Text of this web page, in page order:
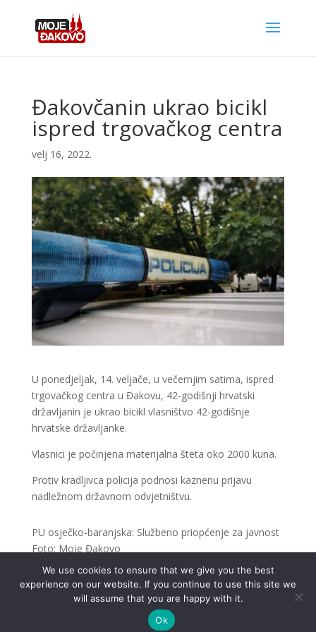
Đakovčanin ukrao bicikl
ispred trgovačkog centra
velj 16, 2022.
U ponedjeljak, 14. veljače, u večernjim satima, ispred
trgovačkog centra u Đakovu, 42-godišnji hrvatski
državljanin je ukrao bicikl vlasništvo 42-godišnje
hrvatske državljanke.
Vlasnici je počinjena materijalna šteta oko 2000 kuna.
Protiv kradljivca policija podnosi kaznenu prijavu
nadležnom državnom odvjetništvu.
PU osječko-baranjska: Službeno priopćenje za javnost
Foto: Moje Đakovo
.
We use cookies to ensure that we give you the best
experience on our website. If you continue to use this site we
will assume that you are happy with it.
Ok